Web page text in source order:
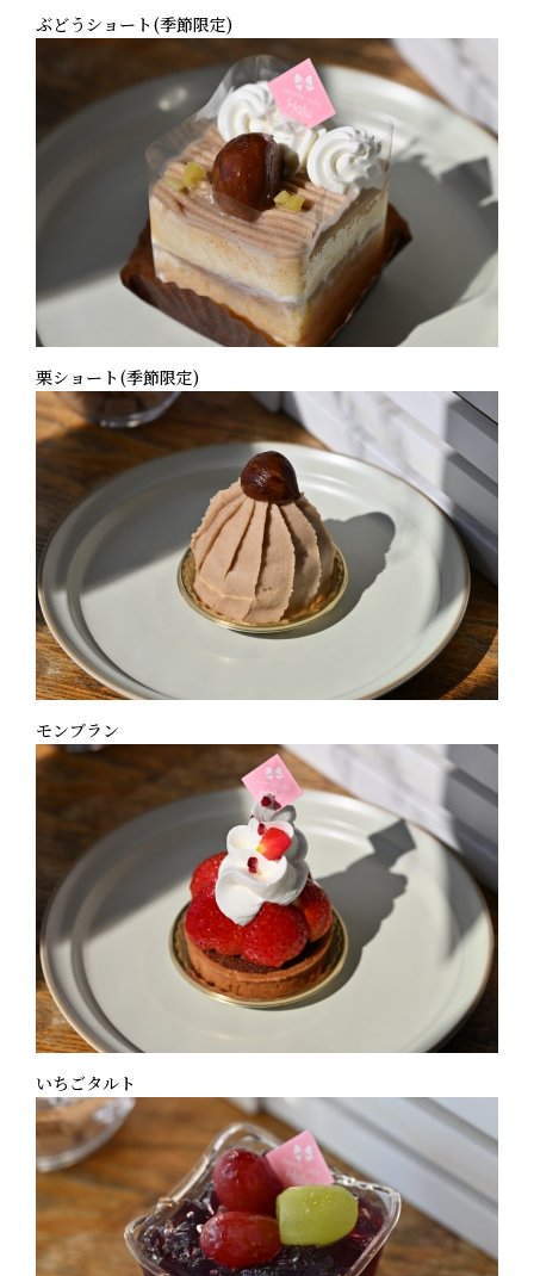
ぶどうショート(季節限定)
栗ショート(季節限定)
モンブラン
いちごタルト